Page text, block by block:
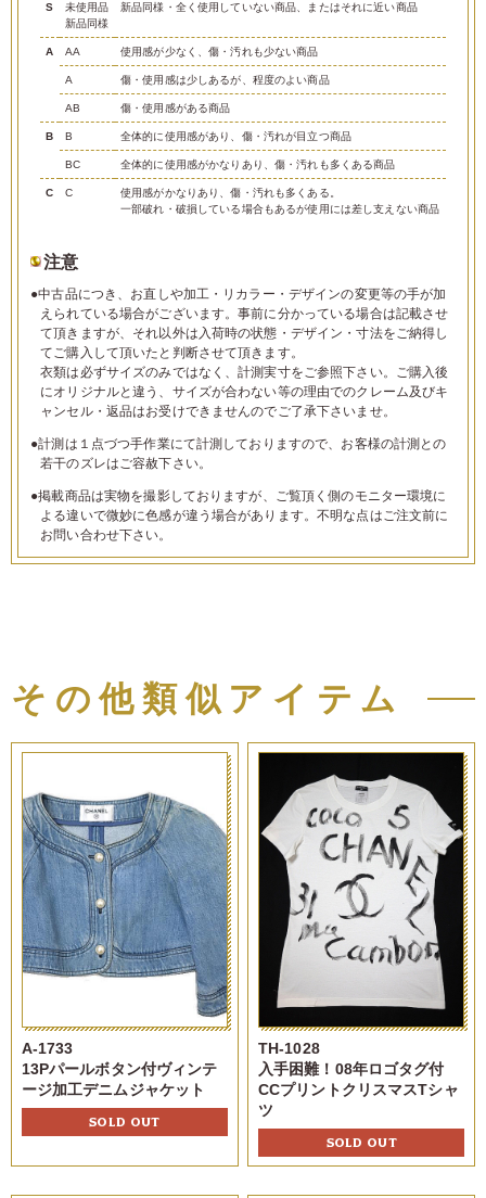
S
未使用品
新品同様
新品同様・全く使用していない商品、またはそれに近い商品
A AA 使用感が少なく、傷・汚れも少ない商品
A 傷・使用感は少しあるが、程度のよい商品
AB 傷・使用感がある商品
B B 全体的に使用感があり、傷・汚れが目立つ商品
BC 全体的に使用感がかなりあり、傷・汚れも多くある商品
C C
使用感がかなりあり、傷・汚れも多くある。
一部破れ・破損している場合もあるが使用には差し支えない商品
注意
●中古品につき、お直しや加工・リカラー・デザインの変更等の手が加
えられている場合がございます。事前に分かっている場合は記載させ
て頂きますが、それ以外は入荷時の状態・デザイン・寸法をご納得し
てご購入して頂いたと判断させて頂きます。
衣類は必ずサイズのみではなく、計測実寸をご参照下さい。ご購入後
にオリジナルと違う、サイズが合わない等の理由でのクレーム及びキ
ャンセル・返品はお受けできませんのでご了承下さいませ。
●計測は１点づつ手作業にて計測しておりますので、お客様の計測との
若干のズレはご容赦下さい。
●掲載商品は実物を撮影しておりますが、ご覧頂く側のモニター環境に
よる違いで微妙に色感が違う場合があります。不明な点はご注文前に
お問い合わせ下さい。
その他類似アイテム
A-1733
13Pパールボタン付ヴィンテ
ージ加工デニムジャケット
SOLD OUT
TH-1028
入手困難！08年ロゴタグ付
CCプリントクリスマスTシャ
ツ
SOLD OUT